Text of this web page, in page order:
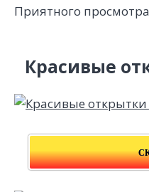
Приятного
Красивые